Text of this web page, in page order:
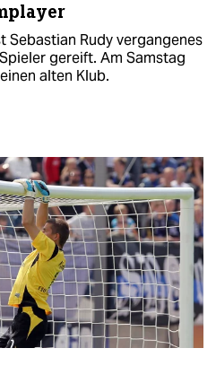
Sebastian Rudy vergangenes
gereift. Am Samstag
alten Klub.